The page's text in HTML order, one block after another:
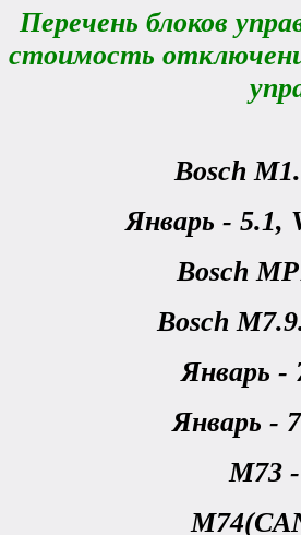
Перечень блоков
стоимость
Bosch
Январь - 5.1,
Bosch
Bosch
Январь -
Январь -
М73